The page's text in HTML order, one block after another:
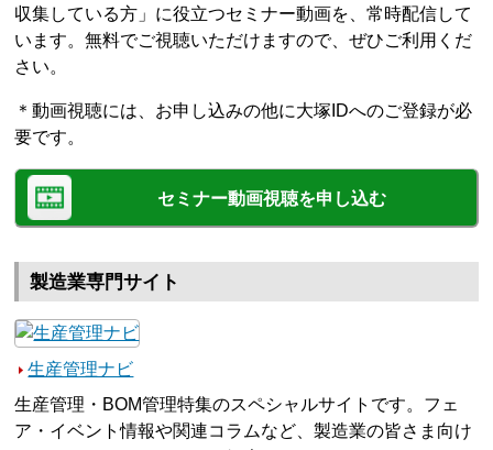
収集している方」に役立つセミナー動画を、常時配信して
います。無料でご視聴いただけますので、ぜひご利用くだ
さい。
＊動画視聴には、お申し込みの他に大塚IDへのご登録が必
要です。
セミナー動画視聴を申し込む
製造業専門サイト
生産管理ナビ
生産管理・BOM管理特集のスペシャルサイトです。フェ
ア・イベント情報や関連コラムなど、製造業の皆さま向け